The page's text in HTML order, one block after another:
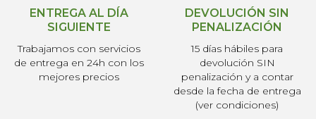
ENTREGA AL DÍA
SIGUIENTE
Trabajamos con servicios
de entrega en 24h con los
mejores precios
DEVOLUCIÓN SIN
PENALIZACIÓN
15 días hábiles para
devolución SIN
penalización y a contar
desde la fecha de entrega
(ver condiciones)